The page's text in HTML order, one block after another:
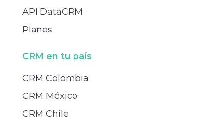
API DataCRM
Planes
CRM en tu país
CRM Colombia
CRM México
CRM Chile